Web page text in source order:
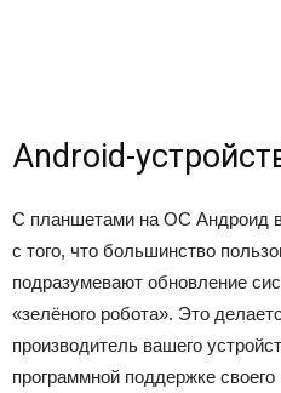
Android-
С планшетами на ОС Андроид
с того, что большинство
подразумевают обновление
«зелёного робота». Это
производитель вашего
программной поддержке своего